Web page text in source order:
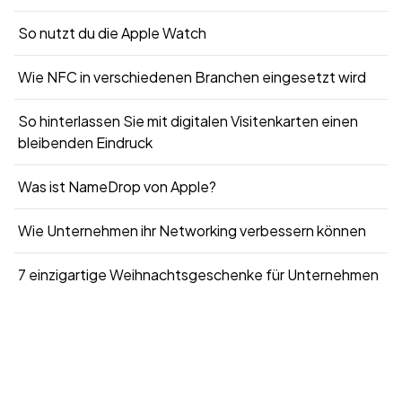
So nutzt du die Apple Watch
Wie NFC in verschiedenen Branchen eingesetzt wird
So hinterlassen Sie mit digitalen Visitenkarten einen
bleibenden Eindruck
Was ist NameDrop von Apple?
Wie Unternehmen ihr Networking verbessern können
7 einzigartige Weihnachtsgeschenke für Unternehmen